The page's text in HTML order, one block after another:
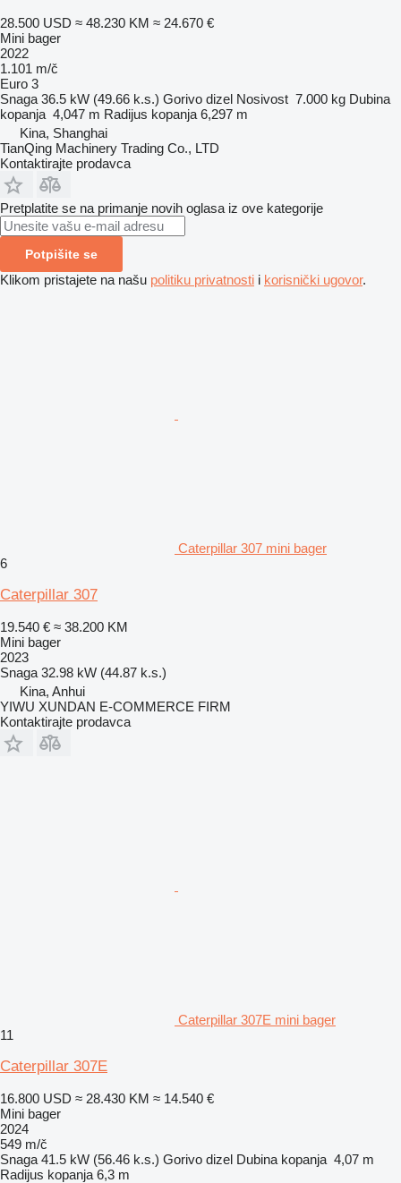
28.500 USD ≈ 48.230 KM ≈ 24.670 €
Mini bager
2022
1.101 m/č
Euro 3
Snaga 36.5 kW (49.66 k.s.) Gorivo dizel Nosivost 7.000 kg Dubina
kopanja 4,047 m Radijus kopanja 6,297 m
Kina, Shanghai
TianQing Machinery Trading Co., LTD
Kontaktirajte prodavca
Pretplatite se na primanje novih oglasa iz ove kategorije
Potpišite se
Klikom pristajete na našu politiku privatnosti i korisnički ugovor.
Caterpillar 307 mini bager
6
Caterpillar 307
19.540 € ≈ 38.200 KM
Mini bager
2023
Snaga 32.98 kW (44.87 k.s.)
Kina, Anhui
YIWU XUNDAN E-COMMERCE FIRM
Kontaktirajte prodavca
Caterpillar 307E mini bager
11
Caterpillar 307E
16.800 USD ≈ 28.430 KM ≈ 14.540 €
Mini bager
2024
549 m/č
Snaga 41.5 kW (56.46 k.s.) Gorivo dizel Dubina kopanja 4,07 m
Radijus kopanja 6,3 m